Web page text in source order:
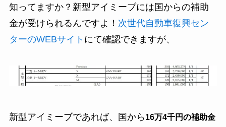
知ってますか？新型アイミーブには国からの補助
金が受けられるんですよ！ 次世代自動車復興セン
ターのWEBサイト にて確認できますが、
新型アイミーブであれば、国から16万4千円の補助金